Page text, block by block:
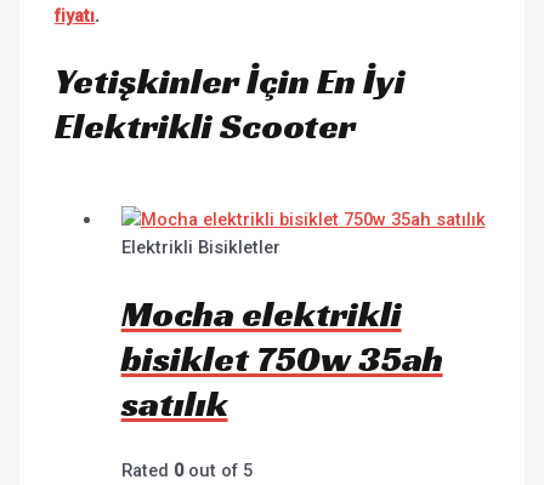
fiyatı.
Yetişkinler İçin En İyi
Elektrikli Scooter
Elektrikli Bisikletler
Mocha elektrikli
bisiklet 750w 35ah
satılık
Rated 0out of 5